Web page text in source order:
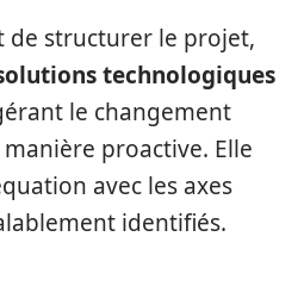
de structurer le projet,
technologiques
le changement
proactive. Elle
avec les axes
identifiés.